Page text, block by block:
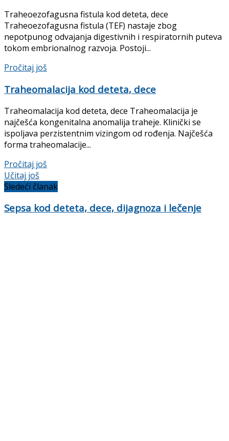
Traheoezofagusna fistula kod deteta, dece
Traheoezofagusna fistula (TEF) nastaje zbog
nepotpunog odva­janja digestivnih i respiratornih puteva
tokom embrionalnog razvoja. Postoji...
Pročitaj još
Traheomalacija kod deteta, dece
Traheomalacija kod deteta, dece Traheomalacija je
najčešća kongenitalna anomalija traheje. Klinički se
ispoljava perzistentnim vizingom od rođenja. Najčešća
forma traheomalacije...
Pročitaj još
Učitaj još
Sledeći članak
Sepsa kod deteta, dece, dijagnoza i lečenje